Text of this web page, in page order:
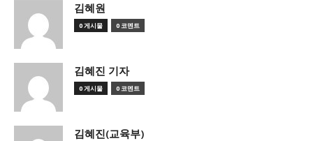
김혜원
0 게시물 0 코멘트
김혜진 기자
0 게시물 0 코멘트
김혜진(교육부)